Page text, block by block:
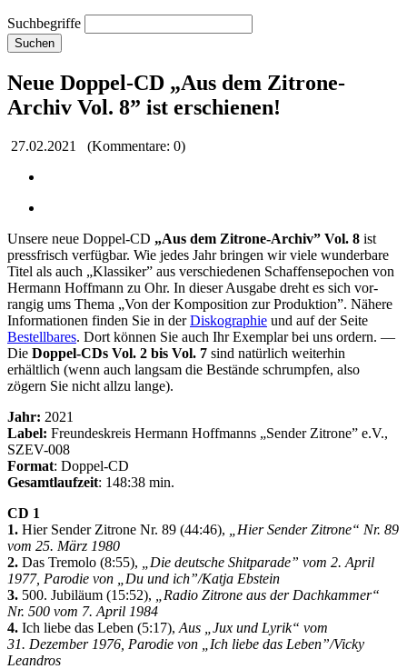
Suchbegriffe
Suchen
Neue Doppel-CD „Aus dem Zitrone-
Archiv Vol. 8” ist erschienen!
27.02.2021 (Kommentare: 0)
Unsere neue Doppel-CD „Aus dem Zitrone-Archiv” Vol. 8 ist
pressfrisch verfügbar. Wie jedes Jahr bringen wir viele wunderbare
Titel als auch „Klassiker” aus verschiedenen Schaffens­epochen von
Hermann Hoff­mann zu Ohr. In dieser Ausgabe dreht es sich vor­
rangig ums Thema „Von der Komposition zur Produktion”. Nähere
Infor­mationen finden Sie in derDiskographie und auf der Seite
Bestellbares. Dort können Sie auch Ihr Exemplar bei uns ordern. —
Die Doppel-CDs Vol. 2 bis Vol. 7 sind natürlich weiterhin
erhältlich (wenn auch langsam die Bestände schrumpfen, also
zögern Sie nicht allzu lange).
Jahr: 2021
Label: Freundeskreis Hermann Hoffmanns „Sender Zitrone” e.V.,
SZEV-008
Format: Doppel-CD
Gesamtlaufzeit: 148:38 min.
CD 1
1. Hier Sender Zitrone Nr. 89 (44:46),
„Hier Sender Zitrone“ Nr. 89
vom 25. März 1980
2. Das Tremolo (8:55),
„Die deutsche Shitparade” vom 2. April
1977, Parodie von „Du und ich”/Katja Ebstein
3. 500. Jubiläum (15:52),
„Radio Zitrone aus der Dachkammer“
Nr. 500 vom 7. April 1984
4. Ich liebe das Leben (5:17), Aus „Jux und Lyrik“ vom
31. Dezember 1976, Parodie von „Ich liebe das Leben”/Vicky
Leandros